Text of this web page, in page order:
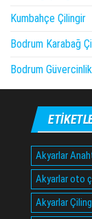
Kumbahçe Çilingir
Bodrum Karabağ
Bodrum
Akyarlar
Akyarlar oto
Akyarlar